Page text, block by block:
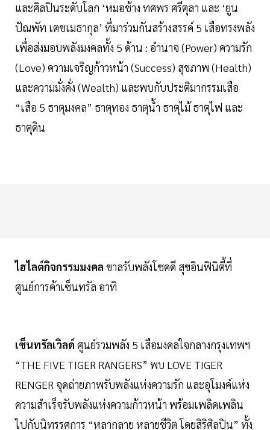
และศิลปินระดับโลก ‘หมอช้าง ทศพร ศรีตุลา และ ‘ยูน
ปัณพัท เตชเมธากุล’ ที่มาร่วมกันสร้างสรรค์ 5 เสือทรงพลัง
เพื่อส่งมอบพลังมงคลทั้ง 5 ด้าน : อำนาจ (Power) ความรัก
(Love) ความเจริญก้าวหน้า (Success) สุขภาพ (Health)
และความมั่งคั่ง (Wealth) และพบกับประติมากรรมเสือ
“เสือ 5 ธาตุมงคล” ธาตุทอง ธาตุน้ำ ธาตุไม้ ธาตุไฟ และ
ธาตุดิน
ไฮไลต์กิจกรรมมงคล ขาลรับพลังโชคดี สุขอินฟินิตี้ที่
ศูนย์การค้าเซ็นทรัล อาทิ
เซ็นทรัลเวิลด์ ศูนย์รวมพลัง 5 เสือมงคลใจกลางกรุงเทพฯ
“THE FIVE TIGER RANGERS” พบ LOVE TIGER
RENGER จุดถ่ายภาพรับพลังแห่งความรัก และอุโมงค์แห่ง
ความสำเร็จรับพลังแห่งความก้าวหน้า พร้อมเพลิดเพลิน
ไปกับนิทรรศการ “หลากลาย หลายชีวิต โดยสิริศิลปิน” ทั้ง